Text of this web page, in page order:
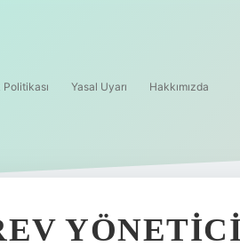
Yasal Uyarı Hakkımızda